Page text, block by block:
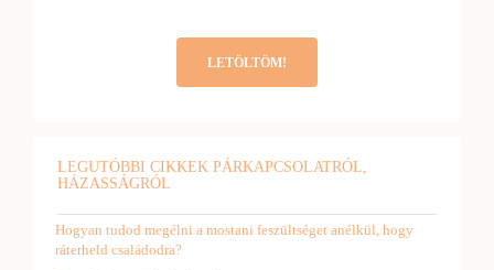
LETÖLTÖM!
LEGUTÓBBI CIKKEK PÁRKAPCSOLATRÓL,
HÁZASSÁGRÓL
Hogyan tudod megélni a mostani feszültséget anélkül, hogy
ráterheld családodra?